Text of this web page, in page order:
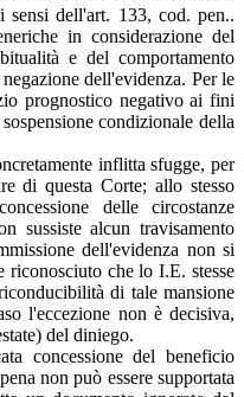
sensi dell'art. 133, cod. pen..
in considerazione del
e del comportamento
dell'evidenza. Per le
prognostico negativo ai fini
condizionale della
inflitta sfugge, per
di questa Corte; allo stesso
delle circostanze
sussiste alcun travisamento
dell'evidenza non si
riconosciuto che lo I.E. stesse
di tale mansione
l'eccezione non è decisiva,
del diniego.
concessione del beneficio
non può essere supportata